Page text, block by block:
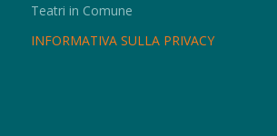
Teatri in Comune
INFORMATIVA SULLA PRIVACY